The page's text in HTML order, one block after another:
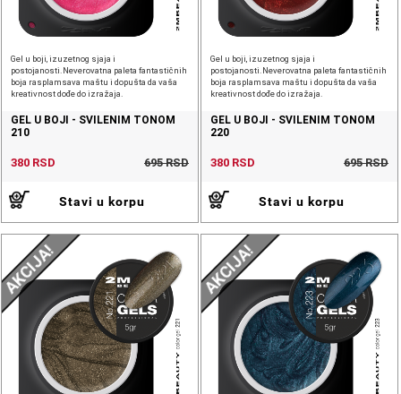
Gel u boji, izuzetnog sjaja i
postojanosti.Neverovatna paleta fantastičnih
boja rasplamsava maštu i dopušta da vaša
kreativnost dođe do izražaja.
GEL U BOJI - SVILENIM TONOM
210
380 RSD 695 RSD
Stavi u korpu
Gel u boji, izuzetnog sjaja i
postojanosti.Neverovatna paleta fantastičnih
boja rasplamsava maštu i dopušta da vaša
kreativnost dođe do izražaja.
GEL U BOJI - SVILENIM TONOM
220
380 RSD 695 RSD
Stavi u korpu
AKCIJA! AKCIJA!